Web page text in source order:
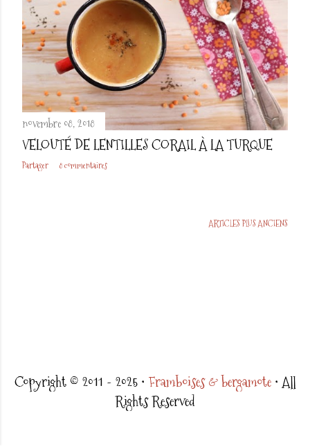
novembre 08, 2018
VELOUTÉ DE LENTILLES CORAIL À LA TURQUE
Partager 8 commentaires
ARTICLES PLUS ANCIENS
Copyright © 2011 - 2025 • Framboises & bergamote• All
Rights Reserved